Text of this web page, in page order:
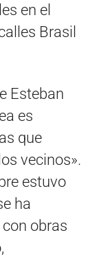
en el
Brasil
Esteban
es
que
vecinos».
estuvo
ha
obras